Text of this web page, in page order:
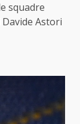
squadre
Astori